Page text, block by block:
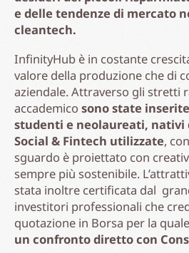
e delle tendenze di mercato
cleantech.
InfinityHub è in costante
valore della produzione che di
aziendale. Attraverso gli stretti
accademico sono state
studenti e neolaureati, nativi
Social & Fintech utilizzate,
sguardo è proiettato con
sempre più sostenibile.
stata inoltre certificata dal
investitori professionali che
quotazione in Borsa per la
un confronto diretto con